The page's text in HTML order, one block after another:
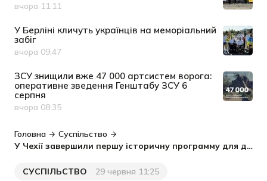
Дата публікації
вчора 11:11
У Берліні кличуть українців на меморіальний
забіг
Дата публікації
вчора 09:47
ЗСУ знищили вже 47 000 артсистем ворога:
оперативне зведення Генштабу ЗСУ 6
серпня
Дата публікації
вчора 08:35
Головна
Суспільство
У Чехії завершили першу історичну программу для дітей біженців
Категорія
СУСПІЛЬСТВО
Дата публікації29 червня 11:25